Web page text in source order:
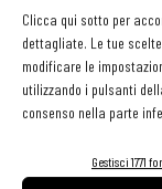
Clicca qui sotto per
dettagliate. Le tue
modificare le
utilizzando i pulsanti
consenso nella parte
Gestisci 1771
ringraziare tutti, il
Noel Moglia e gli
momento. Il
Rocco Pozzulo; sono
imparare ad